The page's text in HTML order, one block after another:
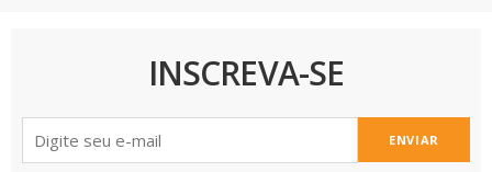
INSCREVA-SE
ENVIAR